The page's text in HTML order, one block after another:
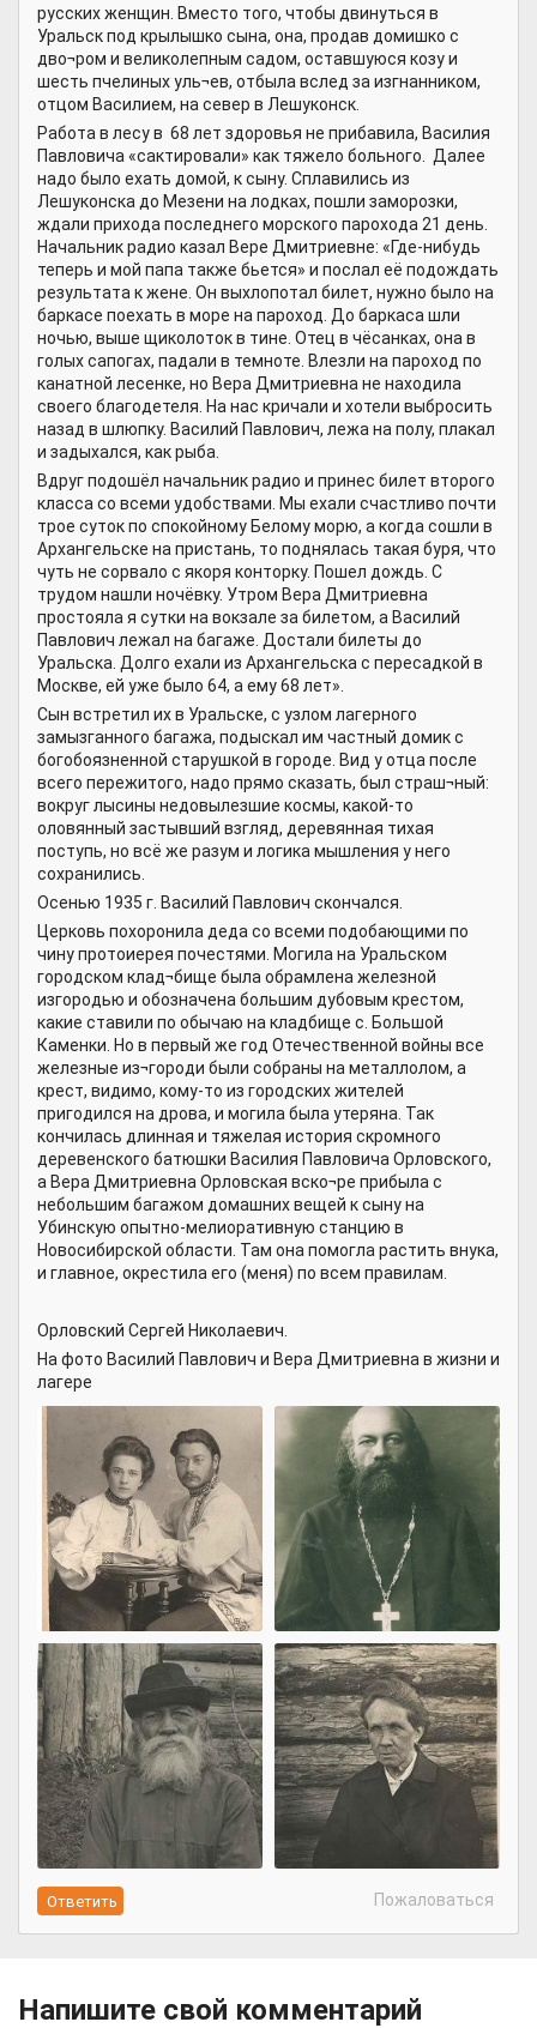
русских женщин. Вместо того, чтобы двинуться в
Уральск под крылышко сына, она, продав домишко с
дво¬ром и великолепным садом, оставшуюся козу и
шесть пчелиных уль¬ев, отбыла вслед за изгнанником,
отцом Василием, на север в Лешуконск.
Работа в лесу в 68 лет здоровья не прибавила, Василия
Павловича «сактировали» как тяжело больного. Далее
надо было ехать домой, к сыну. Сплавились из
Лешуконска до Мезени на лодках, пошли заморозки,
ждали прихода последнего морского парохода 21 день.
Начальник радио казал Вере Дмитриевне: «Где-нибудь
теперь и мой папа также бьется» и послал её подождать
результата к жене. Он выхлопотал билет, нужно было на
баркасе поехать в море на пароход. До баркаса шли
ночью, выше щиколоток в тине. Отец в чёсанках, она в
голых сапогах, падали в темноте. Влезли на пароход по
канатной лесенке, но Вера Дмитриевна не находила
своего благодетеля. На нас кричали и хотели выбросить
назад в шлюпку. Василий Павлович, лежа на полу, плакал
и задыхался, как рыба.
Вдруг подошёл начальник радио и принес билет второго
класса со всеми удобствами. Мы ехали счастливо почти
трое суток по спокойному Белому морю, а когда сошли в
Архангельске на пристань, то поднялась такая буря, что
чуть не сорвало с якоря конторку. Пошел дождь. С
трудом нашли ночёвку. Утром Вера Дмитриевна
простояла я сутки на вокзале за билетом, а Василий
Павлович лежал на багаже. Достали билеты до
Уральска. Долго ехали из Архангельска с пересадкой в
Москве, ей уже было 64, а ему 68 лет».
Сын встретил их в Уральске, с узлом лагерного
замызганного багажа, подыскал им частный домик с
богобоязненной старушкой в городе. Вид у отца после
всего пережитого, надо прямо сказать, был страш¬ный:
вокруг лысины недовылезшие космы, какой-то
оловянный застывший взгляд, деревянная тихая
поступь, но всё же разум и логика мышления у него
сохранились.
Осенью 1935 г. Василий Павлович скончался.
Церковь похоронила деда со всеми подобающими по
чину протоиерея почестями. Могила на Уральском
городском клад¬бище была обрамлена железной
изгородью и обозначена большим дубовым крестом,
какие ставили по обычаю на кладбище с. Большой
Каменки. Но в первый же год Отечественной войны все
железные из¬городи были собраны на металлолом, а
крест, видимо, кому-то из городских жителей
пригодился на дрова, и могила была утеряна. Так
кончилась длинная и тяжелая история скромного
деревенского батюшки Василия Павловича Орловского,
а Вера Дмитриевна Орловская вско¬ре прибыла с
небольшим багажом домашних вещей к сыну на
Убинскую опытно-мелиоративную станцию в
Новосибирской области. Там она помогла растить внука,
и главное, окрестила его (меня) по всем правилам.
Орловский Сергей Николаевич.
На фото Василий Павлович и Вера Дмитриевна в жизни и
лагере
Пожаловаться
Напишите свой комментарий